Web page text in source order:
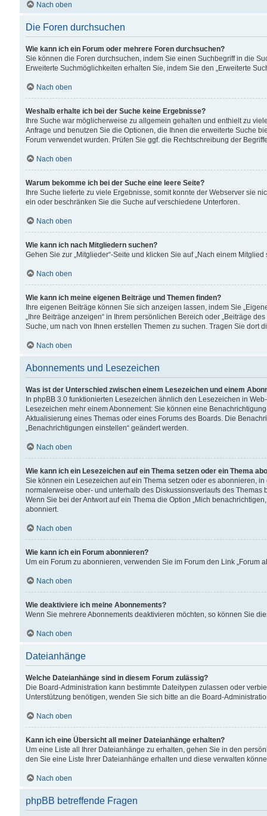
Nach oben
Die Foren durchsuchen
Wie kann ich ein Forum oder mehrere Foren durchsuchen?
Sie können die Foren durchsuchen, indem Sie einen Suchbegriff in die
Erweiterte Suchmöglichkeiten erhalten Sie, indem Sie den „Erweiterte
Nach oben
Weshalb erhalte ich bei der Suche keine Ergebnisse?
Ihre Suche war möglicherweise zu allgemein gehalten und enthielt zu
Anfrage und benutzen Sie die Optionen, die Ihnen die erweiterte Suche
Forum verwendet wurden. Prüfen Sie ggf. die Rechtschreibung der
Nach oben
Warum bekomme ich bei der Suche eine leere Seite?
Ihre Suche lieferte zu viele Ergebnisse, somit konnte der Webserver sie
ein oder beschränken Sie die Suche auf verschiedene Unterforen.
Nach oben
Wie kann ich nach Mitgliedern suchen?
Gehen Sie zur „Mitglieder“-Seite und klicken Sie auf „Nach einem Mitglied
Nach oben
Wie kann ich meine eigenen Beiträge und Themen finden?
Ihre eigenen Beiträge können Sie sich anzeigen lassen, indem Sie
„Ihre Beiträge anzeigen“ in Ihrem persönlichen Bereich oder „Beiträge
Suche, um nach von Ihnen erstellen Themen zu suchen. Tragen Sie dort
Nach oben
Abonnements und Lesezeichen
Was ist der Unterschied zwischen einem Lesezeichen und einem
In phpBB 3.0 funktionierten Lesezeichen ähnlich den Lesezeichen in
Lesezeichen mehr einem Abonnement: Sie können eine
Aktualisierung eines Themas oder eines Forums des Boards. Die
„Benachrichtigungen einstellen“ geändert werden.
Nach oben
Wie kann ich ein Lesezeichen auf ein Thema setzen oder ein Thema
Sie können ein Lesezeichen auf ein Thema setzen oder es abonnieren,
normalerweise ober- und unterhalb des Diskussionsverlaufs des Themas
Wenn Sie bei der Antwort auf ein Thema die Option „Mich
abonniert.
Nach oben
Wie kann ich ein Forum abonnieren?
Um ein Forum zu abonnieren, verwenden Sie im Forum den Link „Forum
Nach oben
Wie deaktiviere ich meine Abonnements?
Wenn Sie mehrere Abonnements deaktivieren möchten, so können Sie
Nach oben
Dateianhänge
Welche Dateianhänge sind in diesem Forum zulässig?
Die Board-Administration kann bestimmte Dateitypen zulassen oder
Unterstützung benötigen, wenden Sie sich bitte an die Board-
Nach oben
Kann ich eine Übersicht all meiner Dateianhänge erhalten?
Um eine Liste all Ihrer Dateianhänge zu erhalten, gehen Sie in den
den Sie eine Liste Ihrer Dateianhänge erhalten und diese verwalten
Nach oben
phpBB betreffende Fragen